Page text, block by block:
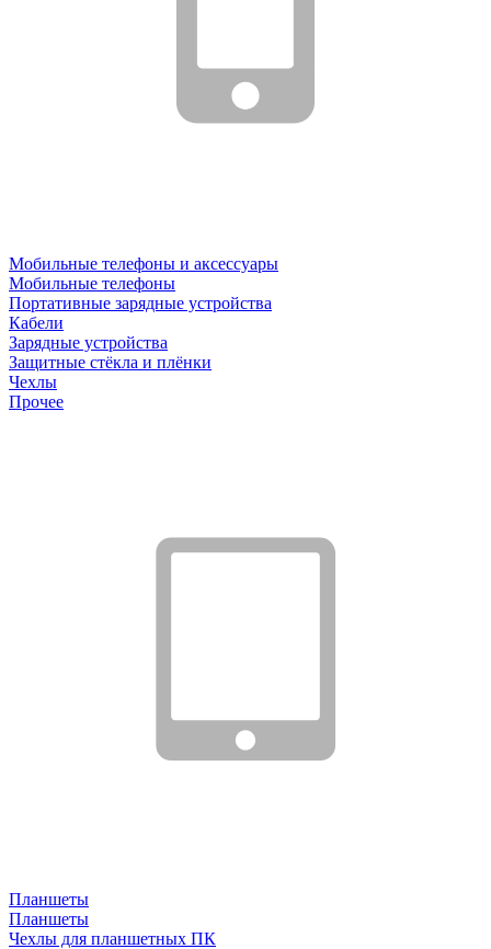
Мобильные телефоны и аксессуары
Мобильные телефоны
Портативные зарядные устройства
Кабели
Зарядные устройства
Защитные стёкла и плёнки
Чехлы
Прочее
Планшеты
Планшеты
Чехлы для планшетных ПК